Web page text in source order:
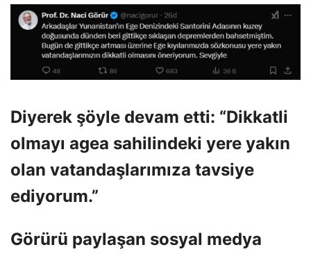
Diyerek şöyle devam etti: “Dikkatli
olmayı agea sahilindeki yere yakın
olan vatandaşlarımıza tavsiye
ediyorum.”
Görürü paylaşan sosyal medya